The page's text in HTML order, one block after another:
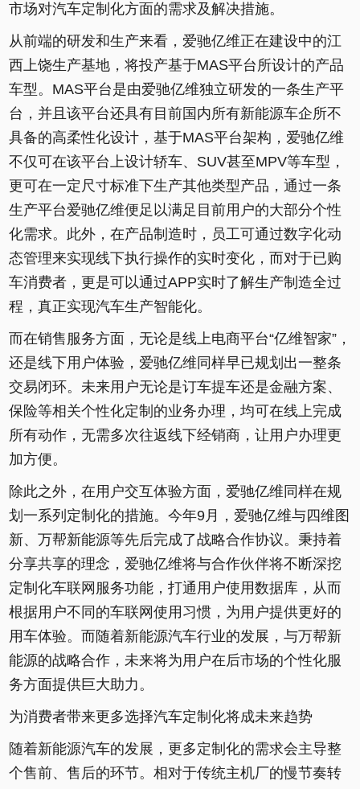
市场对汽车定制化方面的需求及解决措施。
从前端的研发和生产来看，爱驰亿维正在建设中的江
西上饶生产基地，将投产基于MAS平台所设计的产品
车型。MAS平台是由爱驰亿维独立研发的一条生产平
台，并且该平台还具有目前国内所有新能源车企所不
具备的高柔性化设计，基于MAS平台架构，爱驰亿维
不仅可在该平台上设计轿车、SUV甚至MPV等车型，
更可在一定尺寸标准下生产其他类型产品，通过一条
生产平台爱驰亿维便足以满足目前用户的大部分个性
化需求。此外，在产品制造时，员工可通过数字化动
态管理来实现线下执行操作的实时变化，而对于已购
车消费者，更是可以通过APP实时了解生产制造全过
程，真正实现汽车生产智能化。
而在销售服务方面，无论是线上电商平台“亿维智家”，
还是线下用户体验，爱驰亿维同样早已规划出一整条
交易闭环。未来用户无论是订车提车还是金融方案、
保险等相关个性化定制的业务办理，均可在线上完成
所有动作，无需多次往返线下经销商，让用户办理更
加方便。
除此之外，在用户交互体验方面，爱驰亿维同样在规
划一系列定制化的措施。今年9月，爱驰亿维与四维图
新、万帮新能源等先后完成了战略合作协议。秉持着
分享共享的理念，爱驰亿维将与合作伙伴将不断深挖
定制化车联网服务功能，打通用户使用数据库，从而
根据用户不同的车联网使用习惯，为用户提供更好的
用车体验。而随着新能源汽车行业的发展，与万帮新
能源的战略合作，未来将为用户在后市场的个性化服
务方面提供巨大助力。
为消费者带来更多选择汽车定制化将成未来趋势
随着新能源汽车的发展，更多定制化的需求会主导整
个售前、售后的环节。相对于传统主机厂的慢节奏转